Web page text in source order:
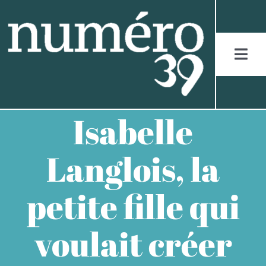
LES JURASSIENS
LES RÉCITS
LES FIGURES
LES ENTRETIENS
Isabelle
Langlois, la
petite fille qui
voulait créer